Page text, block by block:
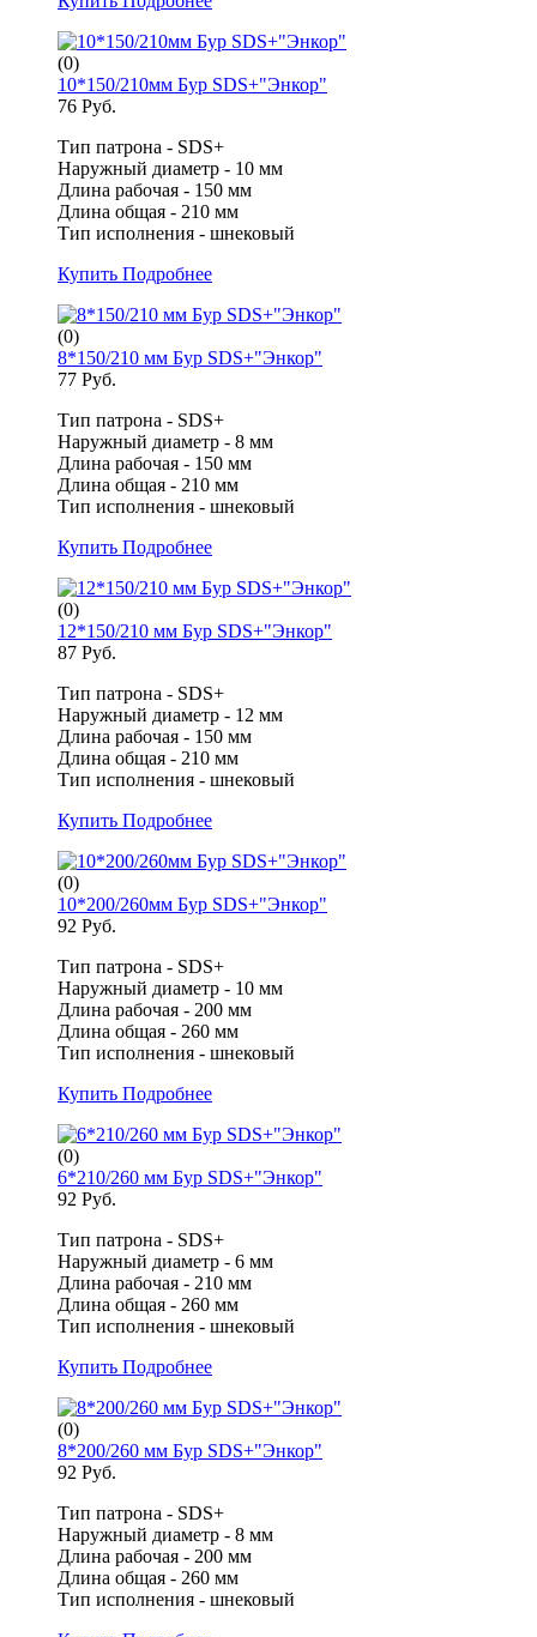
(0)
10*150/210мм Бур SDS+"Энкор"
76 Руб.
Тип патрона - SDS+
Наружный диаметр - 10 мм
Длина рабочая - 150 мм
Длина общая - 210 мм
Тип исполнения - шнековый
Купить Подробнее
(0)
8*150/210 мм Бур SDS+"Энкор"
77 Руб.
Тип патрона - SDS+
Наружный диаметр - 8 мм
Длина рабочая - 150 мм
Длина общая - 210 мм
Тип исполнения - шнековый
Купить Подробнее
(0)
12*150/210 мм Бур SDS+"Энкор"
87 Руб.
Тип патрона - SDS+
Наружный диаметр - 12 мм
Длина рабочая - 150 мм
Длина общая - 210 мм
Тип исполнения - шнековый
Купить Подробнее
(0)
10*200/260мм Бур SDS+"Энкор"
92 Руб.
Тип патрона - SDS+
Наружный диаметр - 10 мм
Длина рабочая - 200 мм
Длина общая - 260 мм
Тип исполнения - шнековый
Купить Подробнее
(0)
6*210/260 мм Бур SDS+"Энкор"
92 Руб.
Тип патрона - SDS+
Наружный диаметр - 6 мм
Длина рабочая - 210 мм
Длина общая - 260 мм
Тип исполнения - шнековый
Купить Подробнее
(0)
8*200/260 мм Бур SDS+"Энкор"
92 Руб.
Тип патрона - SDS+
Наружный диаметр - 8 мм
Длина рабочая - 200 мм
Длина общая - 260 мм
Тип исполнения - шнековый